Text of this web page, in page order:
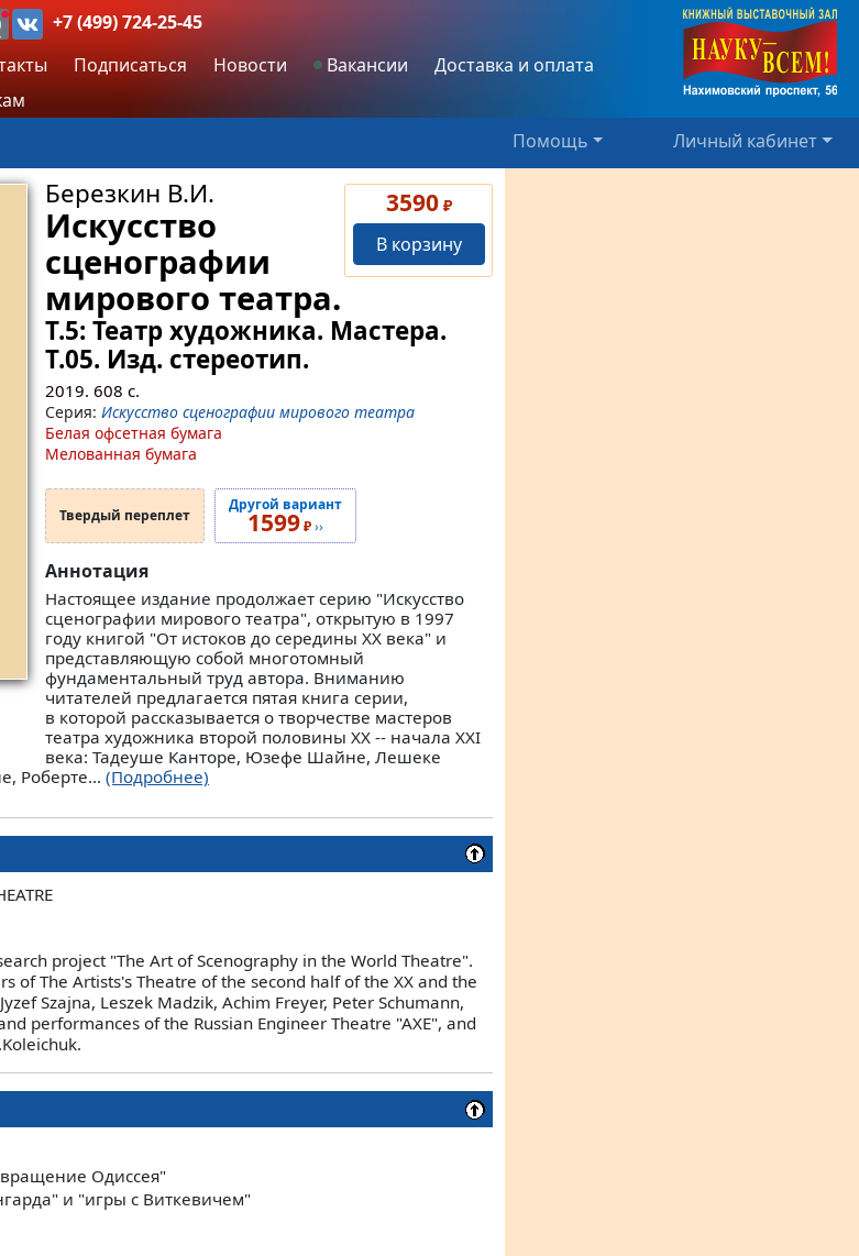
+7 (499) 724-25-45
Подписаться Новости Вакансии
Доставка и оплата
Помощь Личный кабинет
3590₽
В корзину
Березкин В.И.
Искусство
сценографии
мирового театра.
Т.5: Театр художника. Мастера.
Т.05. Изд. стереотип.
2019. 608 с.
Серия: Искусство сценографии мирового театра
Белая офсетная бумага
Мелованная бумага
Твердый переплет
Другой вариант
1599₽››
Аннотация
Настоящее издание продолжает серию "Искусство
сценографии мирового театра", открытую в 1997
году книгой "От истоков до середины ХХ века" и
представляющую собой многотомный
фундаментальный труд автора. Вниманию
читателей предлагается пятая книга серии,
в которой рассказывается о творчестве мастеров
театра художника второй половины ХХ -- начала ХХI
века: Тадеуше Канторе, Юзефе Шайне, Лешеке
Роберте... (Подробнее)
project "The Art of Scenography in the World Theatre".
of The Artists's Theatre of the second half of the XX and the
Szajna, Leszek Madzik, Achim Freyer, Peter Schumann,
performances of the Russian Engineer Theatre "AXE", and
Одиссея"
и "игры с Виткевичем"